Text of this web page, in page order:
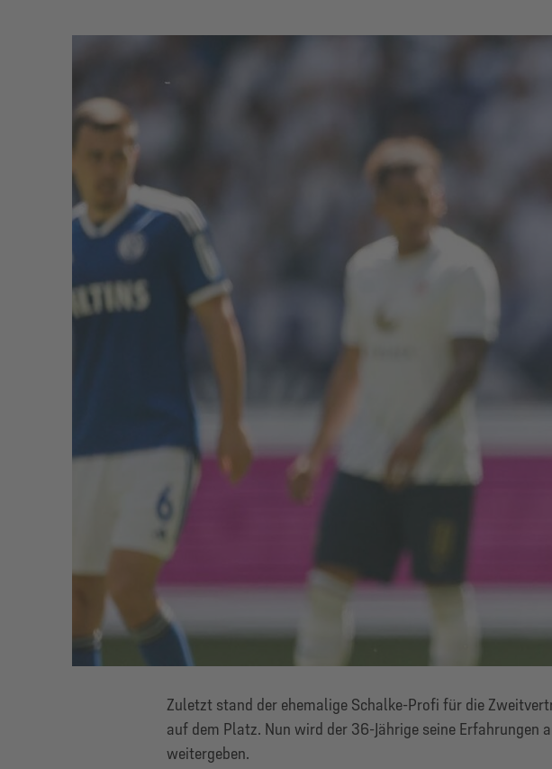
Zuletzt stand der ehemalige Schalke-Profi für die
auf dem Platz. Nun wird der 36-Jährige seine Erfahrungen
weitergeben.